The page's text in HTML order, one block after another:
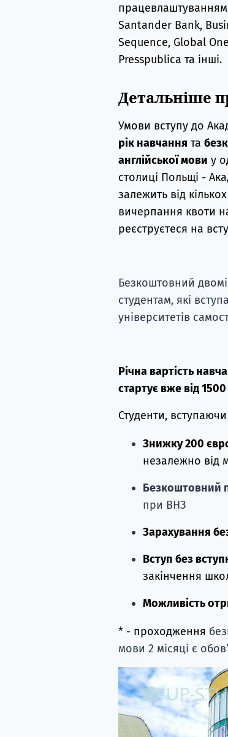
Santander Bank,
Sequence, Global
Presspublica та інші.
Детальніше
Умови вступу до
рік навчання та
англійської мови у
столиці Польщі -
залежить від
вичерпання квоти
реєструєтеся на
Безкоштовний
студентам, які
університетів
Річна вартість
стартує вже від
Студенти,
Знижку 200
незалежно від
Безкоштовний
при ВНЗ
Зарахування
Вступ без
закінчення
Можливість
* - проходження
мови 2 місяці є